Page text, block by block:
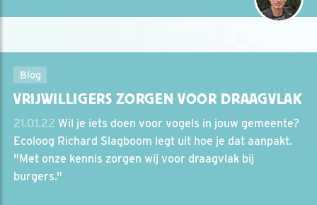
Blog
VRIJWILLIGERS ZORGEN VOOR DRAAGVLAK
21.01.22 Wil je iets doen voor vogels in jouw gemeente?
Ecoloog Richard Slagboom legt uit hoe je dat aanpakt.
"Met onze kennis zorgen wij voor draagvlak bij
burgers."